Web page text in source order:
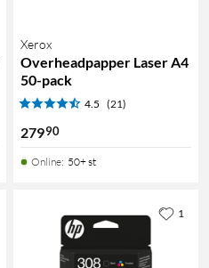
Xerox
Overheadpapper Laser A4
50-pack
4.5 (21)
27990
Online: 50+ st
1